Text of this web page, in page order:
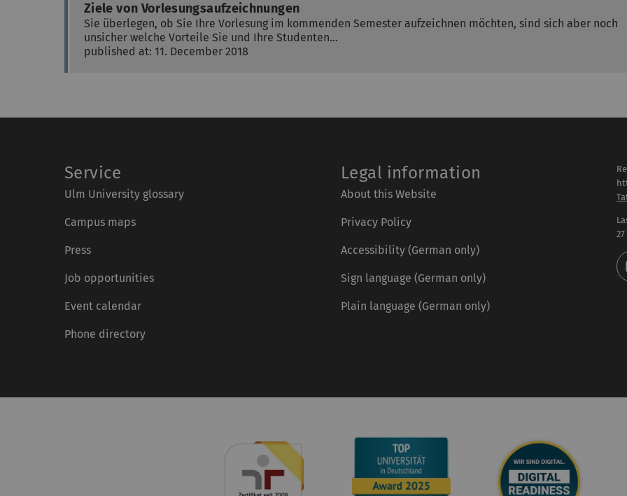
Ziele von Vorlesungsaufzeichnungen
Sie überlegen, ob Sie Ihre Vorlesung im kommenden Semester aufzeichnen möchten, sind sich aber noch
unsicher welche Vorteile Sie und Ihre Studenten…
published at: 11. December 2018
Service
Ulm University glossary
Campus maps
Press
Job opportunities
Event calendar
Phone directory
Legal information
About this Website
Privacy Policy
Accessibility (German only)
Sign language (German only)
Plain language (German only)